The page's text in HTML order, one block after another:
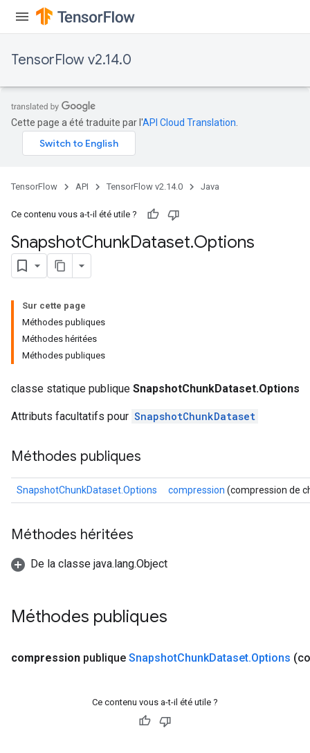
TensorFlow v2.14.0
Cette page a été traduite par l'API Cloud Translation
TensorFlow API TensorFlow v2.14.0 Java
Ce contenu vous a-t-il été utile ?
SnapshotChunkDataset.Options
Sur cette page
Méthodes publiques
Méthodes héritées
Méthodes publiques
classe statique publique SnapshotChunkDataset.Options
Attributs facultatifs pour SnapshotChunkDataset
Méthodes publiques
SnapshotChunkDataset.Options compression (compression de
Méthodes héritées
De la classe java.lang.Object
Méthodes publiques
compression publique SnapshotChunkDataset.Options
Ce contenu vous a-t-il été utile ?